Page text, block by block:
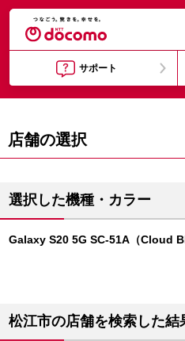
サポート
店舗の選択
選択した機種・カラー
Galaxy S20 5G SC-51A（Cloud
松江市の店舗を検索した